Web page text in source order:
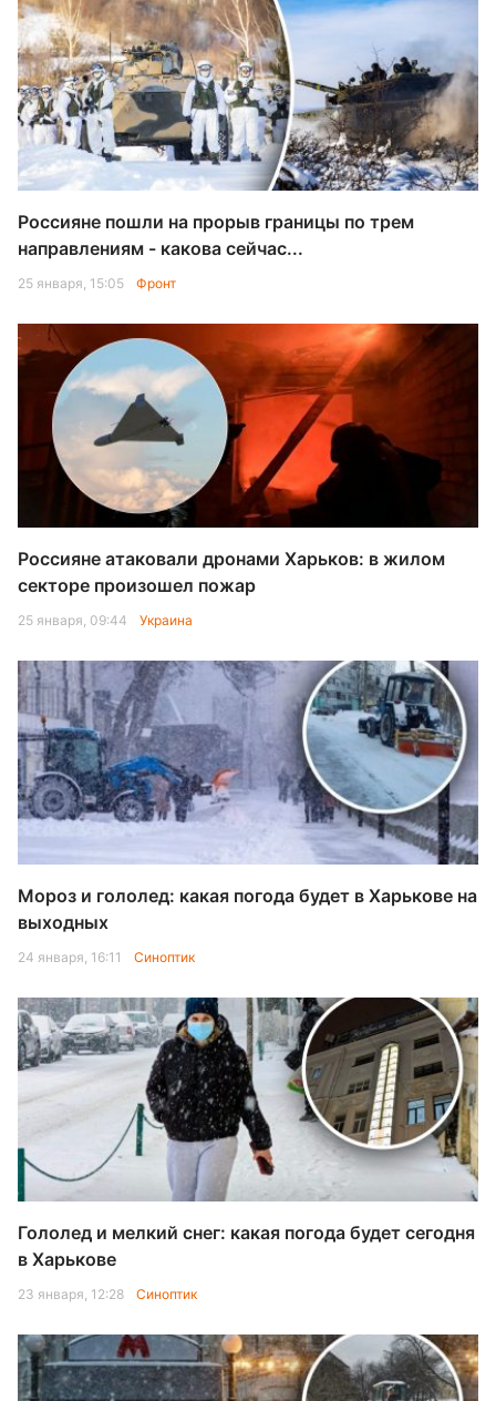
Россияне пошли на прорыв границы по трем
направлениям - какова сейчас...
25 января, 15:05 Фронт
Россияне атаковали дронами Харьков: в жилом
секторе произошел пожар
25 января, 09:44 Украина
Мороз и гололед: какая погода будет в Харькове на
выходных
24 января, 16:11 Синоптик
Гололед и мелкий снег: какая погода будет сегодня
в Харькове
23 января, 12:28 Синоптик